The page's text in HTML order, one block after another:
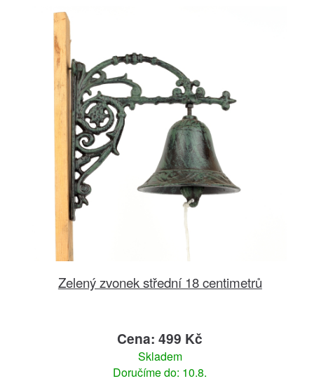
Zelený zvonek střední 18 centimetrů
Cena: 499 Kč
Skladem
Doručíme do: 10.8.